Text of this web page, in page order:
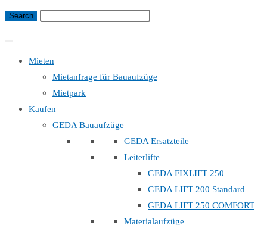
Mieten
Mietanfrage für Bauaufzüge
Mietpark
Kaufen
GEDA Bauaufzüge
GEDA Ersatzteile
Leiterlifte
GEDA FIXLIFT 250
GEDA LIFT 200 Standard
GEDA LIFT 250 COMFORT
Materialaufzüge